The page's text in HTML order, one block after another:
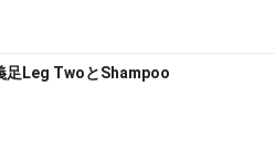
足Leg TwoとShampoo